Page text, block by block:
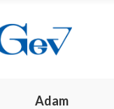
Adam